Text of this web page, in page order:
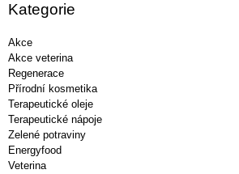
Kategorie
Akce
Akce veterina
Regenerace
Přírodní kosmetika
Terapeutické oleje
Terapeutické nápoje
Zelené potraviny
Energyfood
Veterina